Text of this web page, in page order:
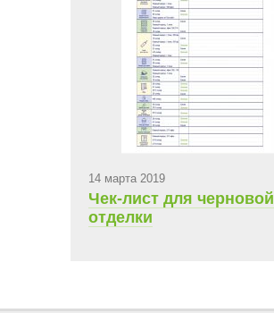
14 марта 2019
Чек-лист для черновой
отделки